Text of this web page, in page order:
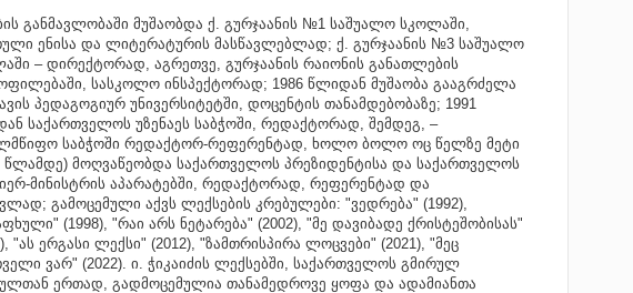
განმავლობაში მუშაობდა ქ. გურჯაანის №1 საშუალო სკოლაში,
ენისა და ლიტერატურის მასწავლებლად; ქ. გურჯაანის №3 საშუალო
– დირექტორად, აგრეთვე, გურჯაანის რაიონის განათლების
სასკოლო ინსპექტორად; 1986 წლიდან მუშაობა გააგრძელა
პედაგოგიურ უნივერსიტეტში, დოცენტის თანამდებობაზე; 1991
საქართველოს უზენაეს საბჭოში, რედაქტორად, შემდეგ, –
საბჭოში რედაქტორ-რეფერენტად, ხოლო ბოლო ოც წელზე მეტი
წლამდე) მოღვაწეობდა საქართველოს პრეზიდენტისა და საქართველოს
მინისტრის აპარატებში, რედაქტორად, რეფერენტად და
გამოცემული აქვს ლექსების კრებულები: "ვედრება" (1992),
(1998), "რაი არს ნეტარება" (2002), "მე დავიბადე ქრისტეშობისას"
"ას ერგასი ლექსი" (2012), "ზამთრისპირა ლოცვები" (2021), "მეც
ვარ" (2022). ი. ჭიკაიძის ლექსებში, საქართველოს გმირულ
ერთად, გადმოცემულია თანამედროვე ყოფა და ადამიანთა